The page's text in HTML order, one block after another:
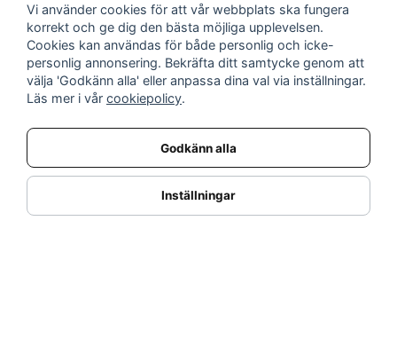
INFORMATION
Nyheter
Kampanjer
Varumärken
Vi använder cookies för att vår webbplats ska fungera
korrekt och ge dig den bästa möjliga upplevelsen.
Cookies kan användas för både personlig och icke-
personlig annonsering. Bekräfta ditt samtycke genom att
välja 'Godkänn alla' eller anpassa dina val via inställningar.
Läs mer i vår cookiepolicy.
Godkänn alla
Inställningar